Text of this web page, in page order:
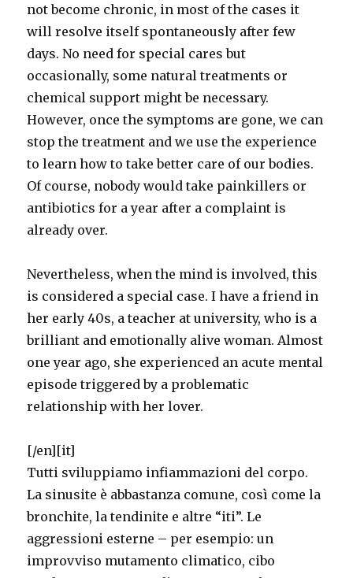
not become chronic, in most of the cases it
will resolve itself spontaneously after few
days. No need for special cares but
occasionally, some natural treatments or
chemical support might be necessary.
However, once the symptoms are gone, we can
stop the treatment and we use the experience
to learn how to take better care of our bodies.
Of course, nobody would take painkillers or
antibiotics for a year after a complaint is
already over.
Nevertheless, when the mind is involved, this
is considered a special case. I have a friend in
her early 40s, a teacher at university, who is a
brilliant and emotionally alive woman. Almost
one year ago, she experienced an acute mental
episode triggered by a problematic
relationship with her lover.
[/en][it]
Tutti sviluppiamo infiammazioni del corpo.
La sinusite è abbastanza comune, così come la
bronchite, la tendinite e altre “iti”. Le
aggressioni esterne – per esempio: un
improvviso mutamento climatico, cibo